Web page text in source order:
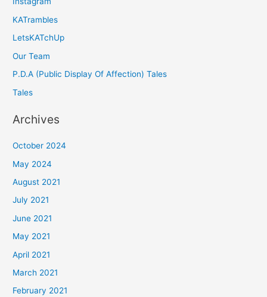
KATrambles
LetsKATchUp
Our Team
P.D.A (Public Display Of Affection) Tales
Tales
Archives
October 2024
May 2024
August 2021
July 2021
June 2021
May 2021
April 2021
March 2021
February 2021